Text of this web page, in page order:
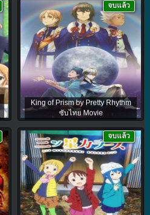
King of Prism by Pretty Rhythm
ซับไทย Movie
จบแล้ว
จบแล้ว